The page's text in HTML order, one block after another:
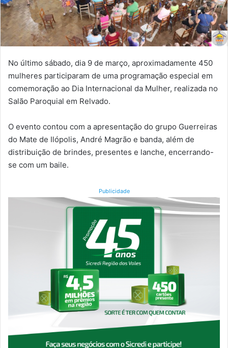
No último sábado, dia 9 de março, aproximadamente 450
mulheres participaram de uma programação especial em
comemoração ao Dia Internacional da Mulher, realizada no
Salão Paroquial em Relvado.
O evento contou com a apresentação do grupo Guerreiras
do Mate de Ilópolis, André Magrão e banda, além de
distribuição de brindes, presentes e lanche, encerrando-
se com um baile.
Publicidade